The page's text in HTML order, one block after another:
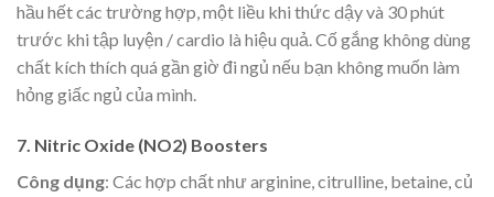
hầu hết các trường hợp, một liều khi thức dậy và 30 phút
trước khi tập luyện / cardio là hiệu quả. Cố gắng không dùng
chất kích thích quá gần giờ đi ngủ nếu bạn không muốn làm
hỏng giấc ngủ của mình.
7. Nitric Oxide (NO2) Boosters
Công dụng: Các hợp chất như arginine, citrulline, betaine, củ